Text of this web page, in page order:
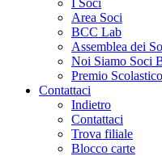
I Soci
Area Soci
BCC Lab
Assemblea dei
Noi Siamo Soci
Premio Scolastico
Contattaci
Indietro
Contattaci
Trova filiale
Blocco carte